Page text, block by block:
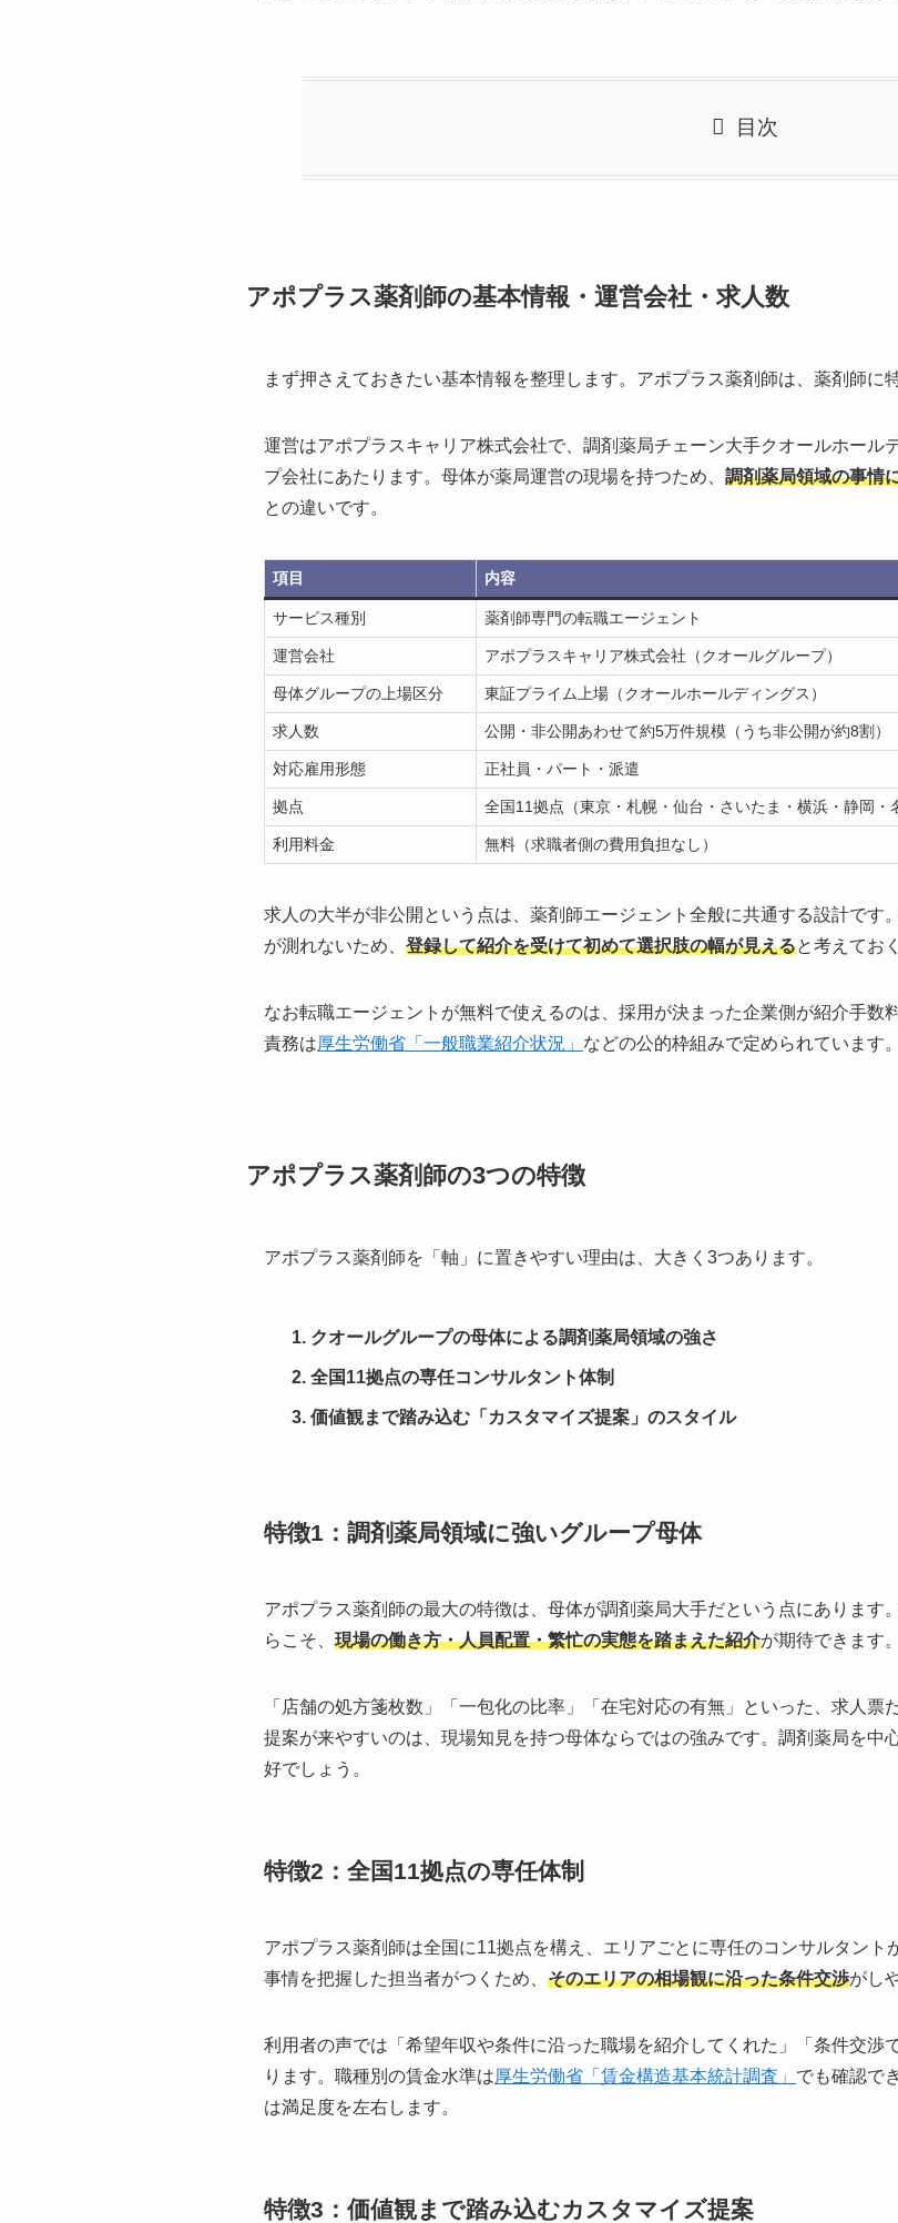
目次
アポプラス薬剤師の基本情報・運営会社・求人数
まず押さえておきたい基本情報を整理します。アポプラス薬剤師は、薬剤師に
運営はアポプラスキャリア株式会社で、調剤薬局チェーン大手クオールホール
プ会社にあたります。母体が薬局運営の現場を持つため、 調剤薬局領域の事情
との違いです。
項目 内容
サービス種別 薬剤師専門の転職エージェント
運営会社 アポプラスキャリア株式会社（クオールグループ）
母体グループの上場区分 東証プライム上場（クオールホールディングス）
求人数 公開・非公開あわせて約5万件規模（うち非公開が約8割）
対応雇用形態 正社員・パート・派遣
拠点 全国11拠点（東京・札幌・仙台・さいたま・横浜・静岡・
利用料金 無料（求職者側の費用負担なし）
求人の大半が非公開という点は、薬剤師エージェント全般に共通する設計です
が測れないため、 登録して紹介を受けて初めて選択肢の幅が見えると考えてお
なお転職エージェントが無料で使えるのは、採用が決まった企業側が紹介手数
責務は厚生労働省「一般職業紹介状況」 などの公的枠組みで定められています。
アポプラス薬剤師の3つの特徴
アポプラス薬剤師を「軸」に置きやすい理由は、大きく3つあります。
クオールグループの母体による調剤薬局領域の強さ
全国11拠点の専任コンサルタント体制
価値観まで踏み込む「カスタマイズ提案」のスタイル
特徴1：調剤薬局領域に強いグループ母体
アポプラス薬剤師の最大の特徴は、母体が調剤薬局大手だという点にあります
らこそ、 現場の働き方・人員配置・繁忙の実態を踏まえた紹介が期待できます。
「店舗の処方箋枚数」「一包化の比率」「在宅対応の有無」といった、求人票
提案が来やすいのは、現場知見を持つ母体ならではの強みです。調剤薬局を中
好でしょう。
特徴2：全国11拠点の専任体制
アポプラス薬剤師は全国に11拠点を構え、エリアごとに専任のコンサルタン
事情を把握した担当者がつくため、 そのエリアの相場観に沿った条件交渉がし
利用者の声では「希望年収や条件に沿った職場を紹介してくれた」「条件交渉
ります。職種別の賃金水準は厚生労働省「賃金構造基本統計調査」 でも確認で
は満足度を左右します。
特徴3：価値観まで踏み込むカスタマイズ提案